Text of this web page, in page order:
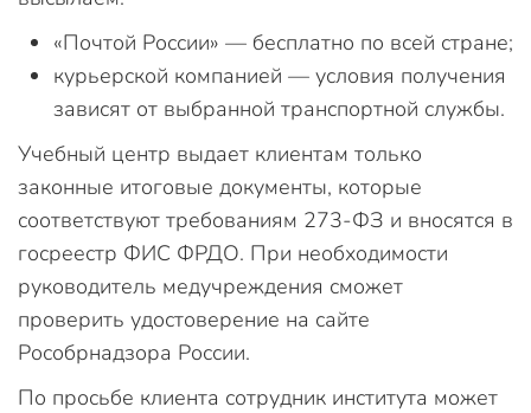
«Почтой России» — бесплатно по всей стране;
курьерской компанией — условия получения
зависят от выбранной транспортной службы.
Учебный центр выдает клиентам только
законные итоговые документы, которые
соответствуют требованиям 273-ФЗ и вносятся в
госреестр ФИС ФРДО. При необходимости
руководитель медучреждения сможет
проверить удостоверение на сайте
Рособрнадзора России.
По просьбе клиента сотрудник института может